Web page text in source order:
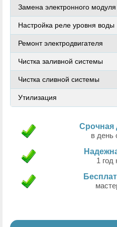
Замена электронного модуля
Настройка реле уровня воды
Ремонт электродвигателя
Чистка заливной системы
Чистка сливной системы
Утилизация
Срочная
в день
1 год